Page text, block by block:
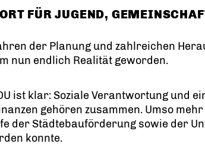
FÜR JUGEND,
der Planung und zahlreichen
nun endlich Realität geworden.
ist klar: Soziale Verantwortung und
gehören zusammen. Umso
der Städtebauförderung sowie der
konnte.